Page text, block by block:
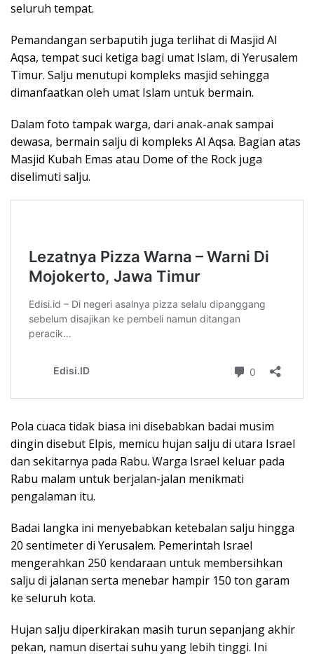
seluruh tempat.
Pemandangan serbaputih juga terlihat di Masjid Al
Aqsa, tempat suci ketiga bagi umat Islam, di Yerusalem
Timur. Salju menutupi kompleks masjid sehingga
dimanfaatkan oleh umat Islam untuk bermain.
Dalam foto tampak warga, dari anak-anak sampai
dewasa, bermain salju di kompleks Al Aqsa. Bagian atas
Masjid Kubah Emas atau Dome of the Rock juga
diselimuti salju.
Pola cuaca tidak biasa ini disebabkan badai musim
dingin disebut Elpis, memicu hujan salju di utara Israel
dan sekitarnya pada Rabu. Warga Israel keluar pada
Rabu malam untuk berjalan-jalan menikmati
pengalaman itu.
Badai langka ini menyebabkan ketebalan salju hingga
20 sentimeter di Yerusalem. Pemerintah Israel
mengerahkan 250 kendaraan untuk membersihkan
salju di jalanan serta menebar hampir 150 ton garam
ke seluruh kota.
Hujan salju diperkirakan masih turun sepanjang akhir
pekan, namun disertai suhu yang lebih tinggi. Ini